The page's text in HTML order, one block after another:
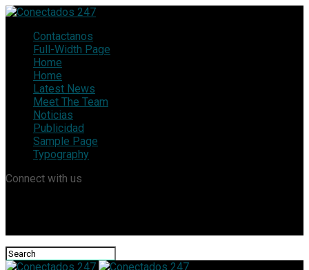
Contactanos
Full-Width Page
Home
Home
Latest News
Meet The Team
Noticias
Publicidad
Sample Page
Typography
Connect with us